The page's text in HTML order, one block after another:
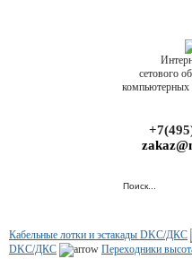
сетового
компьютерных
Кабельные лотки и эстакады DKC/ДКС
DKC/ДКС
Переходники